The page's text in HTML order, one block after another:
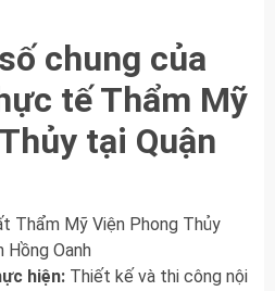
chung của
tế Thẩm Mỹ
tại Quận
Thẩm Mỹ Viện Phong Thủy
Hồng Oanh
hiện: Thiết kế và thi công nội